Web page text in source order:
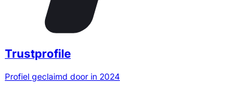
Trustprofile
Profiel geclaimd door in 2024